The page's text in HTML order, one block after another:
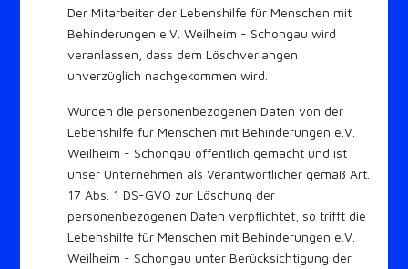
Der Mitarbeiter der Lebenshilfe für Menschen mit
Behinderungen e.V. Weilheim - Schongau wird
veranlassen, dass dem Löschverlangen
unverzüglich nachgekommen wird.
Wurden die personenbezogenen Daten von der
Lebenshilfe für Menschen mit Behinderungen e.V.
Weilheim - Schongau öffentlich gemacht und ist
unser Unternehmen als Verantwortlicher gemäß Art.
17 Abs. 1 DS-GVO zur Löschung der
personenbezogenen Daten verpflichtet, so trifft die
Lebenshilfe für Menschen mit Behinderungen e.V.
Weilheim - Schongau unter Berücksichtigung der